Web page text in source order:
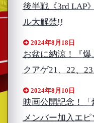
後半戦《3rd LAP
ル大解禁!!
2024年8月18日
お盆に納涼！『
クアゲ21、22、
2024年8月10日
映画公開記念！「
メンバー加入エ